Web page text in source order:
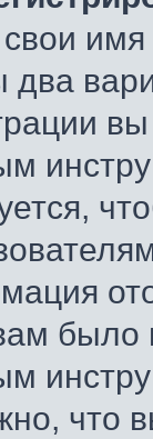
что